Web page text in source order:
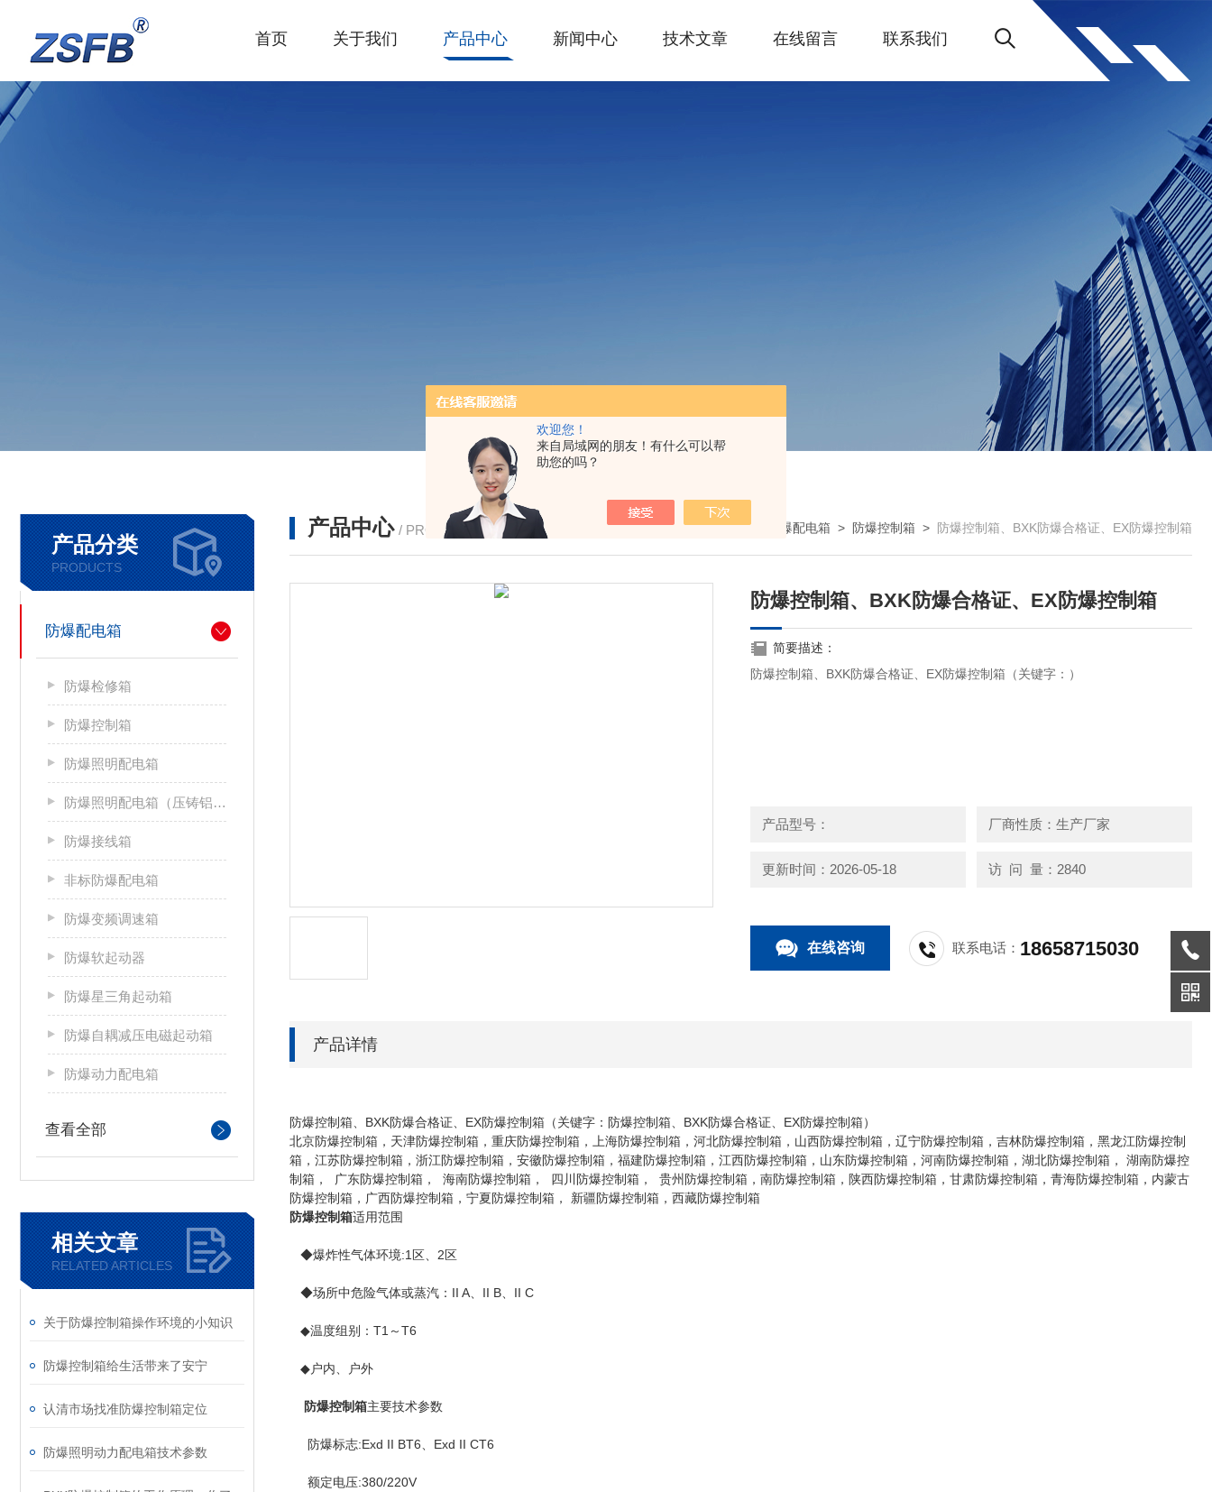
欢迎您！
来自局域网的朋友！有什么可以帮
助您的吗？
首页 关于我们 产品中心 新闻中心 技术文章 在线留言 联系我们
产品分类
PRODUCTS
防爆配电箱
防爆检修箱
防爆控制箱
防爆照明配电箱
防爆照明配电箱（压铸铝合金）
防爆接线箱
非标防爆配电箱
防爆变频调速箱
防爆软起动器
防爆星三角起动箱
防爆自耦减压电磁起动箱
防爆动力配电箱
查看全部
相关文章
RELATED ARTICLES
关于防爆控制箱操作环境的小知识
防爆控制箱给生活带来了安宁
认清市场找准防爆控制箱定位
防爆照明动力配电箱技术参数
产品中心 / PRODUCTS 我的位置：首页>产品中心> 防爆配电箱 > 防爆控制箱 > 防爆控制箱、BXK防爆合格证、EX防爆控制箱
防爆控制箱、BXK防爆合格证、EX防爆控制箱
简要描述：
防爆控制箱、BXK防爆合格证、EX防爆控制箱（关键字：）
产品型号： 厂商性质：生产厂家
更新时间：2026-05-18 访 问 量：2840
在线咨询 联系电话： 18658715030
产品详情
防爆控制箱、BXK防爆合格证、EX防爆控制箱（关键字：防爆控制箱、BXK防爆合格证、EX防爆控制箱）
北京防爆控制箱，天津防爆控制箱，重庆防爆控制箱，上海防爆控制箱，河北防爆控制箱，山西防爆控制箱，辽宁防爆控制箱，吉林防爆控制箱，黑龙江防爆控制
箱，江苏防爆控制箱，浙江防爆控制箱，安徽防爆控制箱，福建防爆控制箱，江西防爆控制箱，山东防爆控制箱，河南防爆控制箱，湖北防爆控制箱， 湖南防爆控
制箱， 广东防爆控制箱， 海南防爆控制箱， 四川防爆控制箱， 贵州防爆控制箱，南防爆控制箱，陕西防爆控制箱，甘肃防爆控制箱，青海防爆控制箱，内蒙古
防爆控制箱，广西防爆控制箱，宁夏防爆控制箱， 新疆防爆控制箱，西藏防爆控制箱
防爆控制箱适用范围
◆爆炸性气体环境:1区、2区
◆场所中危险气体或蒸汽：II A、II B、II C
◆温度组别：T1～T6
◆户内、户外
防爆控制箱主要技术参数
防爆标志:Exd II BT6、Exd II CT6
额定电压:380/220V